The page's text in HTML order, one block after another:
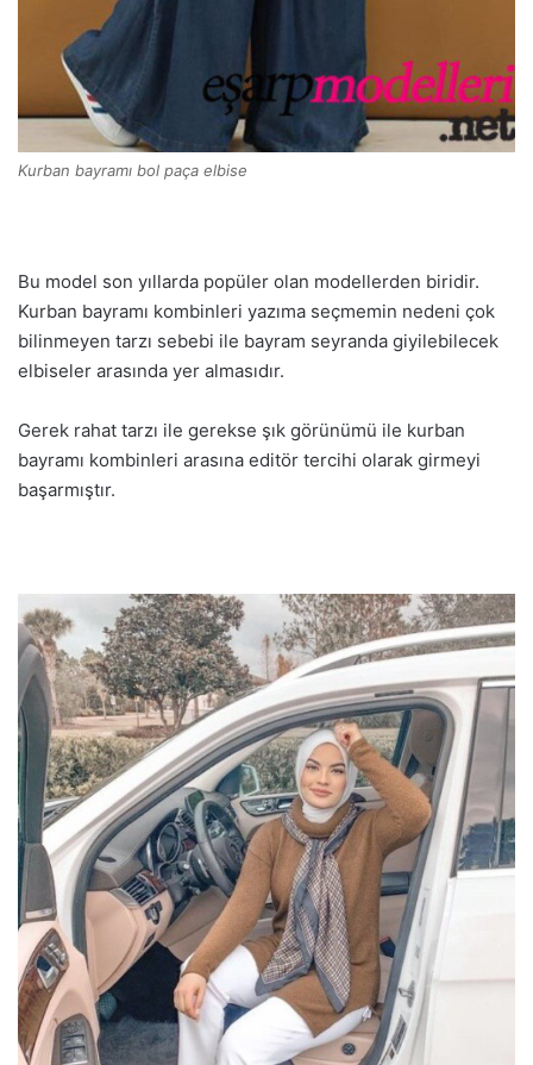
Kurban bayramı bol paça elbise
Bu model son yıllarda popüler olan modellerden biridir.
Kurban bayramı kombinleri yazıma seçmemin nedeni çok
bilinmeyen tarzı sebebi ile bayram seyranda giyilebilecek
elbiseler arasında yer almasıdır.
Gerek rahat tarzı ile gerekse şık görünümü ile kurban
bayramı kombinleri arasına editör tercihi olarak girmeyi
başarmıştır.